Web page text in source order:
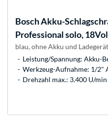
BoschAkku-
Professional solo,
blau, ohne Akku und
Leistung/Spannung: Akku-
Werkzeug-Aufnahme: 1/2"
Drehzahl max.: 3.400 U/min